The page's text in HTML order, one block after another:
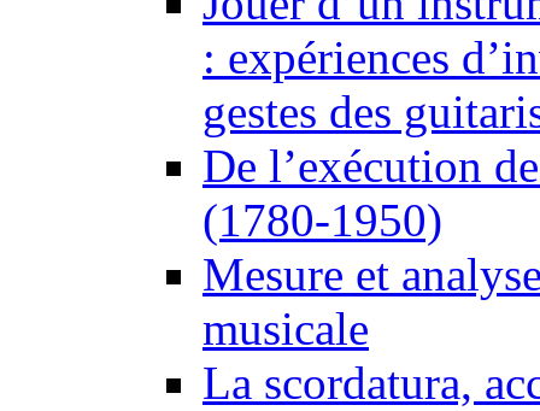
: expériences
gestes des
De l’exécution
(1780-1950)
Mesure et
musicale
La scordatura,